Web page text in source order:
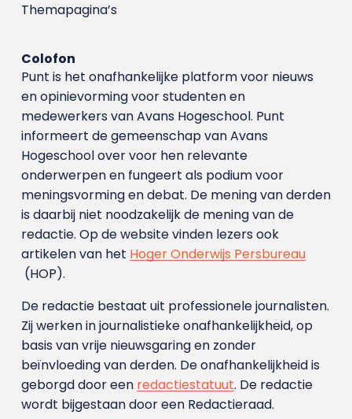
Themapagina’s
Colofon
Punt is het onafhankelijke platform voor nieuws
en opinievorming voor studenten en
medewerkers van Avans Hoge­school. Punt
informeert de gemeenschap van Avans
Hogeschool over voor hen relevante
onderwerpen en fungeert als podium voor
meningsvorming en debat. De mening van derden
is daarbij niet noodzakelijk de mening van de
redactie. Op de website vinden lezers ook
artikelen van het Hoger Onderwijs Persbureau
(HOP).
De redactie bestaat uit professionele journalisten.
Zij werken in journalistieke onafhankelijkheid, op
basis van vrije nieuwsgaring en zonder
beïnvloeding van derden. De onafhankelijkheid is
geborgd door een redactiestatuut. De redactie
wordt bijgestaan door een Redactieraad.